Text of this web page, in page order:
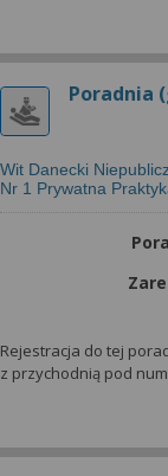
Poradnia
Wit Danecki
Nr 1 Prywatna
Rejestracja do tej
z przychodnią pod